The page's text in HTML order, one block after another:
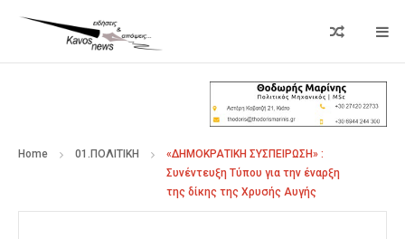
Home 01.ΠΟΛΙΤΙΚΗ
«ΔΗΜΟΚΡΑΤΙΚΗ ΣΥΣΠΕΙΡΩΣΗ» :
Συνέντευξη Τύπου για την έναρξη
της δίκης της Χρυσής Αυγής